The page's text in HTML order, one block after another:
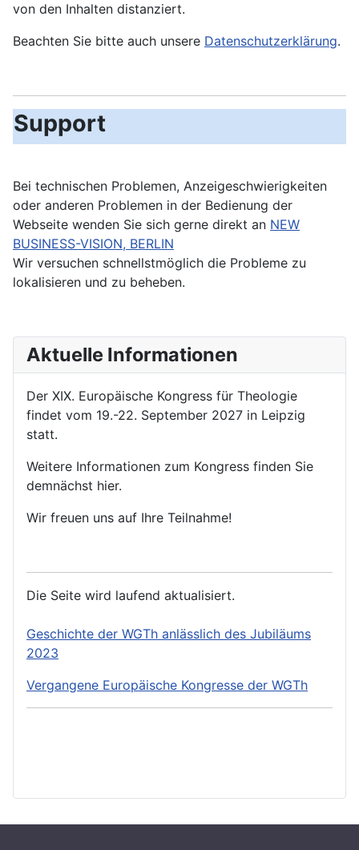
von den Inhalten distanziert.
Beachten Sie bitte auch unsere Datenschutzerklärung.
Support
Bei technischen Problemen, Anzeigeschwierigkeiten
oder anderen Problemen in der Bedienung der
Webseite wenden Sie sich gerne direkt an NEW
BUSINESS-VISION, BERLIN
Wir versuchen schnellstmöglich die Probleme zu
lokalisieren und zu beheben.
Aktuelle Informationen
Der XIX. Europäische Kongress für Theologie
findet vom 19.-22. September 2027 in Leipzig
statt.
Weitere Informationen zum Kongress finden Sie
demnächst hier.
Wir freuen uns auf Ihre Teilnahme!
Die Seite wird laufend aktualisiert.
Geschichte der WGTh anlässlich des Jubiläums
2023
Vergangene Europäische Kongresse der WGTh